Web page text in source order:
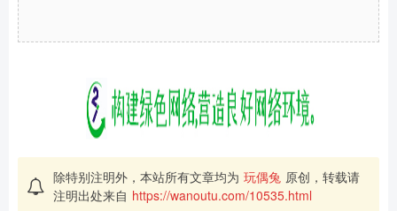
除特别注明外，本站所有文章均为 玩偶兔 原创，转载请
注明出处来自 https://wanoutu.com/10535.html